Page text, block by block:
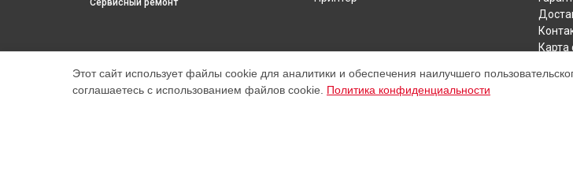
Сервисный ремонт
Карта
Этот сайт использует файлы cookie для аналитики и обеспечения наилучшего
соглашаетесь с использованием файлов cookie. Политика конфиденциальности